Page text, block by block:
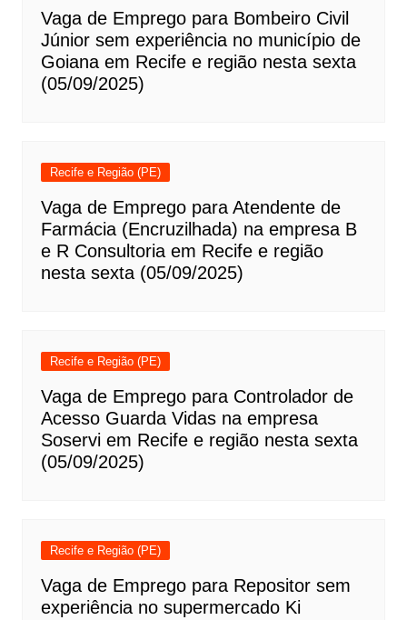
Vaga de Emprego para Bombeiro Civil
Júnior sem experiência no município de
Goiana em Recife e região nesta sexta
(05/09/2025)
Recife e Região (PE)
Vaga de Emprego para Atendente de
Farmácia (Encruzilhada) na empresa B
e R Consultoria em Recife e região
nesta sexta (05/09/2025)
Recife e Região (PE)
Vaga de Emprego para Controlador de
Acesso Guarda Vidas na empresa
Soservi em Recife e região nesta sexta
(05/09/2025)
Recife e Região (PE)
Vaga de Emprego para Repositor sem
experiência no supermercado Ki